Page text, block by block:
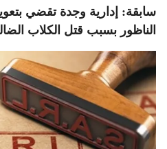
سابقة: إدارية وجدة تقضي
الناظور بسبب قتل الكلاب